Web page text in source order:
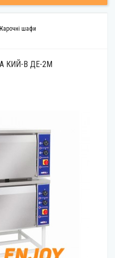
шафи
КИЙ-В ДЕ-2М